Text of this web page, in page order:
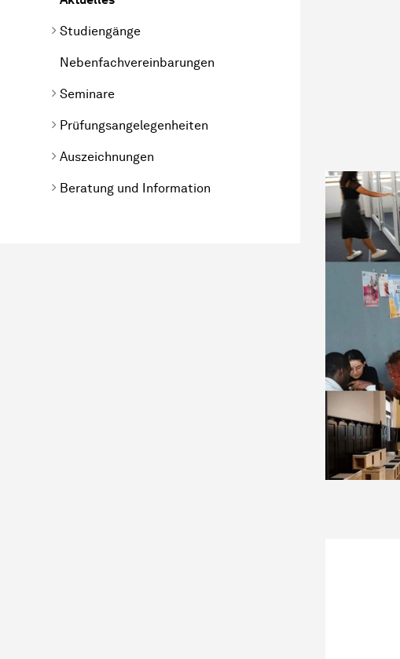
Studiengänge
Nebenfachvereinbarungen
Seminare
Prüfungsangelegenheiten
Auszeichnungen
Beratung und Information